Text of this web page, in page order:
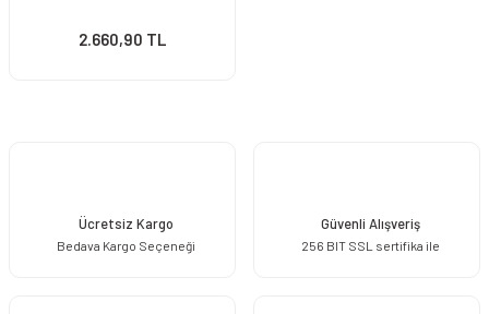
2.660,90 TL
Ücretsiz Kargo
Bedava Kargo Seçeneği
Güvenli Alışveriş
256 BIT SSL sertifika ile